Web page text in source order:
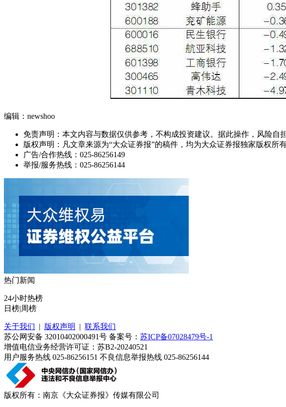
编辑：newshoo
免责声明：本文内容与数据仅供参考，不构成投资建议。据此操作，风险自担
版权声明：凡文章来源为“大众证券报”的稿件，均为大众证券报独家版权所
广告/合作热线：025-86256149
举报/服务热线：025-86256144
热门新闻
24小时热榜
日榜|周榜
关于我们 | 版权声明 | 联系我们
苏公网安备 32010402000491号 备案号： 苏ICP备07028479号-1
增值电信业务经营许可证：苏B2-20240521
用户服务热线 025-86256151 不良信息举报热线 025-86256144
版权所有：南京《大众证券报》传媒有限公司